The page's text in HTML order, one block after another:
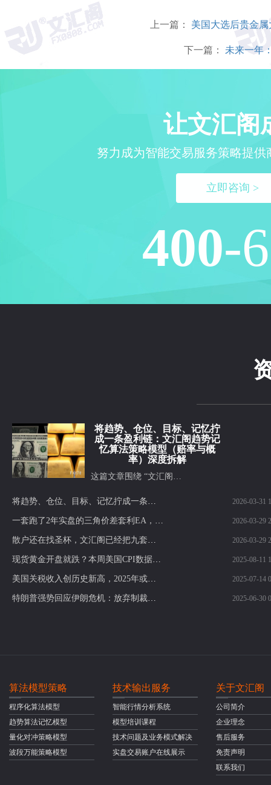
上一篇： 美国大选后贵金
下一篇： 未来一年
让文汇阁
努力成为智能交易服务策略提
立即咨询 >
400-
将趋势、仓位、目标、记忆拧
成一条盈利链：文汇阁趋势记
忆算法策略模型（赔率与概
率）深度拆解
这篇文章围绕 “文汇阁…
2026-03-31
2026-03-29
2026-03-29
2025-08-11
2025-07-14
2025-06-30
算法模型策略
程序化算法模型
趋势算法记忆模型
量化对冲策略模型
波段万能策略模型
技术输出服务
智能行情分析系统
模型培训课程
技术问题及业务模式解决
实盘交易账户在线展示
关于文汇阁
公司简介
企业理念
售后服务
免责声明
联系我们